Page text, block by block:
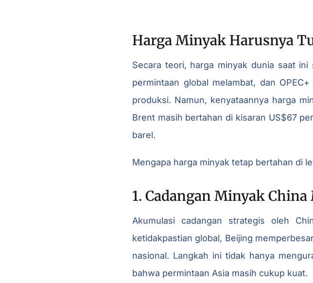
Harga Minyak Harusnya
Secara teori, harga minyak dunia saat
permintaan global melambat, dan
produksi. Namun, kenyataannya harga
Brent masih bertahan di kisaran US$67
barel.
Mengapa harga minyak tetap bertahan di
1. Cadangan Minyak
Akumulasi cadangan strategis oleh
ketidakpastian global, Beijing
nasional. Langkah ini tidak hanya
bahwa permintaan Asia masih cukup kuat.